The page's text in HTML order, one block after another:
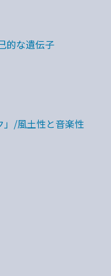
的な遺伝子
」/風土性と音楽性